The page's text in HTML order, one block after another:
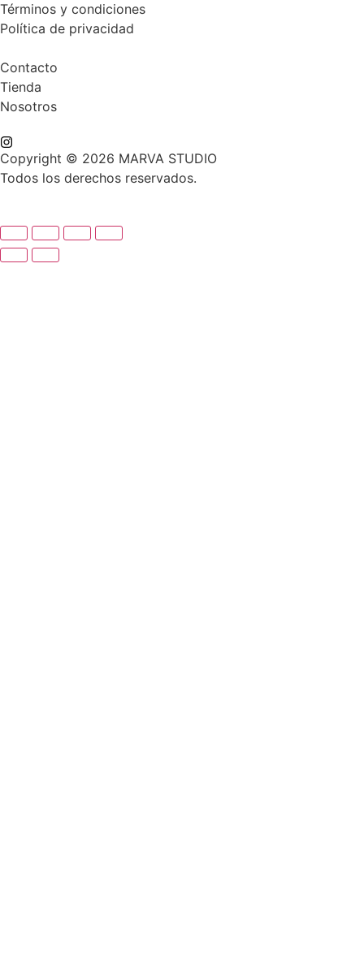
Términos y condiciones
Política de privacidad
Contacto
Tienda
Nosotros
Copyright © 2026 MARVA STUDIO
Todos los derechos reservados.